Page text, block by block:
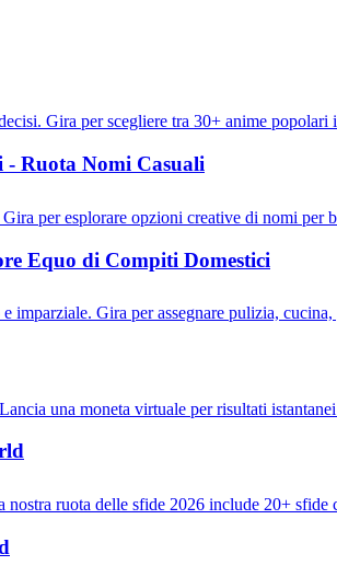
Gira per scegliere tra 30+ anime
Ruota Nomi Casuali
per esplorare opzioni creative di nomi per
Equo di Compiti Domestici
imparziale. Gira per assegnare pulizia,
una moneta virtuale per risultati
ruota delle sfide 2026 include 20+